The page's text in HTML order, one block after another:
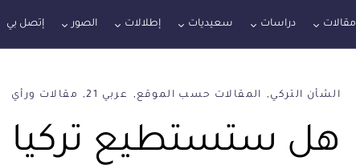
مقالات دراسات سعيديات إطلالات الصور إتصل بي
الشأن التركي المقالات حسب الموقع عربي 21 مقالات ورأي
هل ستستطيع تركيا